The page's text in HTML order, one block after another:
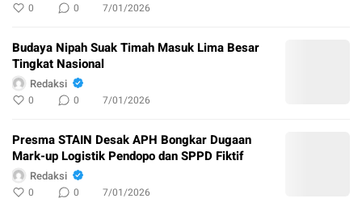
0 0 7/01/2026
Budaya Nipah Suak Timah Masuk Lima Besar
Tingkat Nasional
Redaksi
0 0 7/01/2026
Presma STAIN Desak APH Bongkar Dugaan
Mark-up Logistik Pendopo dan SPPD Fiktif
Redaksi
0 0 7/01/2026